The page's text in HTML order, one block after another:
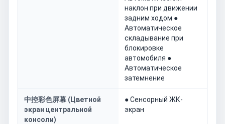
наклон при движении
задним ходом ●
Автоматическое
складывание при
блокировке
автомобиля ●
Автоматическое
затемнение
中控彩色屏幕 (Цветной
экран центральной
консоли)
● Сенсорный ЖК-
экран